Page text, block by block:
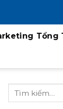
Tổng